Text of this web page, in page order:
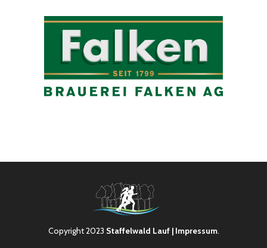
Copyright 2023 Staffelwald Lauf| Impressum.